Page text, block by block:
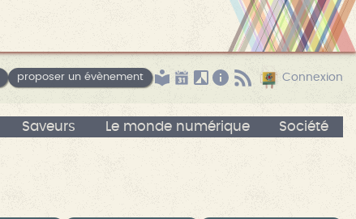
proposer un évènement Connexion
Saveurs Le monde numérique Société